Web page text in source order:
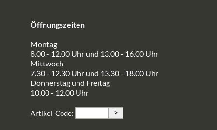
Öffnungszeiten
Montag
8.00 - 12.00 Uhr und 13.00 - 16.00 Uhr
Mittwoch
7.30 - 12.30 Uhr und 13.30 - 18.00 Uhr
Donnerstag und Freitag
10.00 - 12.00 Uhr
Artikel-Code: >